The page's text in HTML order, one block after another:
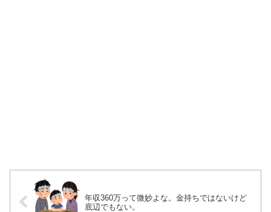
年収360万って微妙よな。金持ちではないけど
底辺でもない。